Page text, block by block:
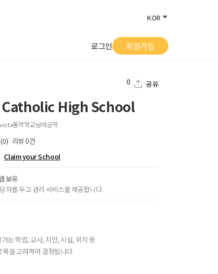
KOR
로그인 회원가입
0 공유
High School
통학학교남여공학
(0) 리뷰0건
Claim your School
보유
자를 두고 관리 서비스를 제공합니다.
는 학업, 교사, 치안, 시설, 위치 등
목을 고려하여 결정됩니다.